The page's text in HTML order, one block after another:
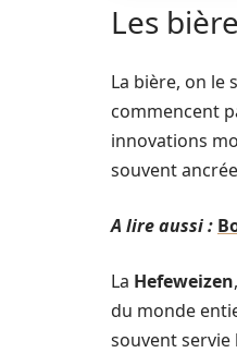
Les
La bière, on le
commencent
innovations
souvent
A lire aussi :
La Hefeweizen
du monde
souvent servie